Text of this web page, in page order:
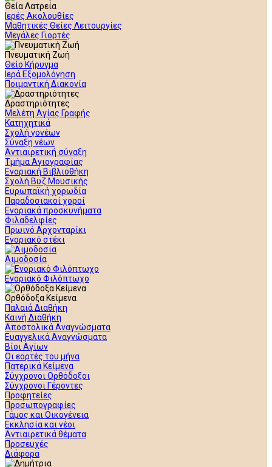
Θεία Λατρεία
Ιερές Ακολουθίες
Μαθητικές Θείες Λειτουργίες
Μεγάλες Γιορτές
Πνευματική Ζωή
Θείο Κήρυγμα
Ιερά Εξομολόγηση
Ποιμαντική Διακονία
Δραστηριότητες
Μελέτη Αγίας Γραφής
Κατηχητικά
Σχολή γονέων
Σύναξη νέων
Αντιαιρετική σύναξη
Τμήμα Αγιογραφίας
Ενοριακή Βιβλιοθήκη
Σχολή Βυζ Μουσικής
Ευρωπαϊκή χορωδία
Παραδοσιακοί χοροί
Ενοριακά προσκυνήματα
Φιλαδελφίες
Πρωινό Αρχονταρίκι
Ενοριακό στέκι
Αιμοδοσία
Ενοριακό Φιλόπτωχο
Ορθόδοξα Κείμενα
Παλαιά Διαθήκη
Καινή Διαθήκη
Αποστολικά Αναγνώσματα
Ευαγγελικά Αναγνώσματα
Βίοι Αγίων
Οι εορτές του μήνα
Πατερικά Κείμενα
Σύγχρονοι Ορθόδοξοι
Σύγχρονοι Γέροντες
Προφητείες
Προσωπογραφίες
Γάμος και Οικογένεια
Εκκλησία και νέοι
Αντιαιρετικά θέματα
Προσευχές
Διάφορα